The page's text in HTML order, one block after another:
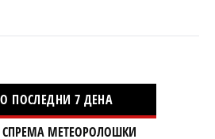
ПОСЛЕДНИ 7 ДЕНА
СПРЕМА МЕТЕОРОЛОШКИ